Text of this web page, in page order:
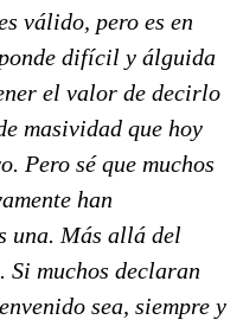
válido, pero es en
difícil y álguida
el valor de decirlo
masividad que hoy
Pero sé que muchos
han
una. Más allá del
muchos declaran
sea, siempre y